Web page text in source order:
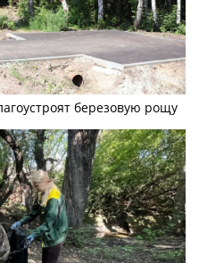
березовую рощу